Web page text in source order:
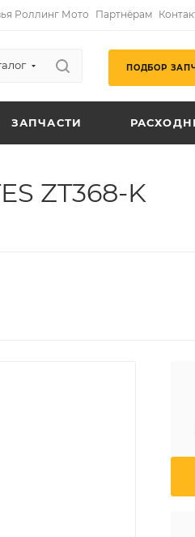
Роллинг Мото Партнёрам
ПОДБОР
ЗАПЧАСТИ
ZT368-K